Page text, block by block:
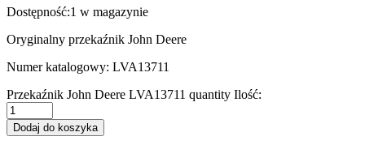
Dostępność:1 w magazynie
Oryginalny przekaźnik John Deere
Numer katalogowy: LVA13711
Przekaźnik John Deere LVA13711 quantity Ilość:
Dodaj do koszyka